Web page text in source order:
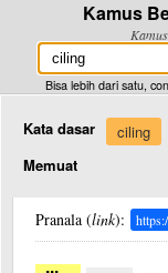
Kamus
Bisa lebih dari satu,
Kata dasar
ciling
Memuat
Pranala (link):